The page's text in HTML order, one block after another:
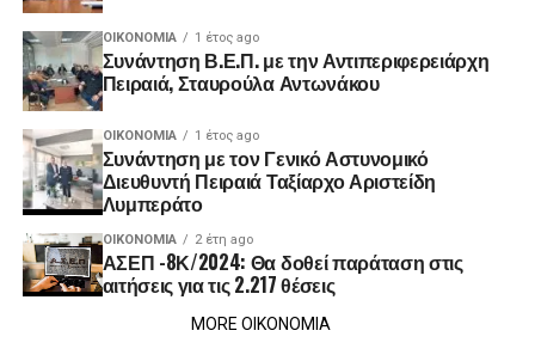
ΟΙΚΟΝΟΜΊΑ 1 έτος ago
Συνάντηση Β.Ε.Π. με την Αντιπεριφερειάρχη
Πειραιά, Σταυρούλα Αντωνάκου
ΟΙΚΟΝΟΜΊΑ 1 έτος ago
Συνάντηση με τον Γενικό Αστυνομικό
Διευθυντή Πειραιά Ταξίαρχο Αριστείδη
Λυμπεράτο
ΟΙΚΟΝΟΜΊΑ 2 έτη ago
ΑΣΕΠ -8Κ/2024: Θα δοθεί παράταση στις
αιτήσεις για τις 2.217 θέσεις
MORE ΟΙΚΟΝΟΜΙΑ